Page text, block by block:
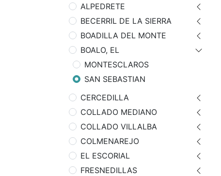
ALPEDRETE
BECERRIL DE LA SIERRA
BOADILLA DEL MONTE
BOALO, EL
MONTESCLAROS
SAN SEBASTIAN
CERCEDILLA
COLLADO MEDIANO
COLLADO VILLALBA
COLMENAREJO
EL ESCORIAL
FRESNEDILLAS